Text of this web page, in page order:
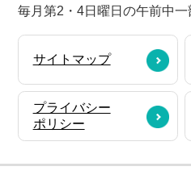
毎月第2・4日曜日の午前中一
サイトマップ
プライバシー
ポリシー